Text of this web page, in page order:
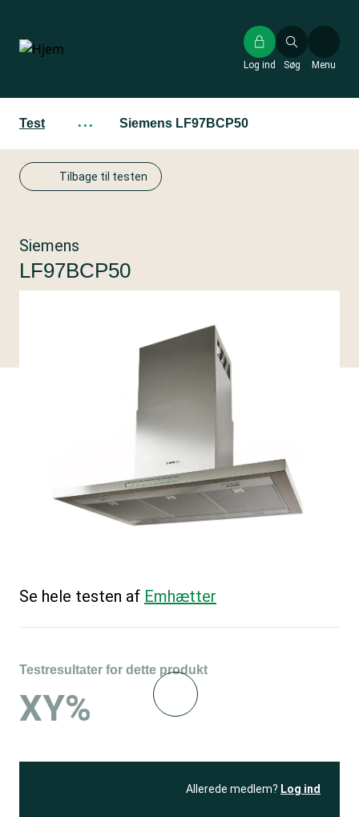
hovedindhold
Søg
Log ind Menu
Test ··· Siemens LF97BCP50
Tilbage til testen
Siemens
LF97BCP50
Se hele testen af Emhætter
Testresultater for dette produkt
XY%
Allerede medlem? Log ind